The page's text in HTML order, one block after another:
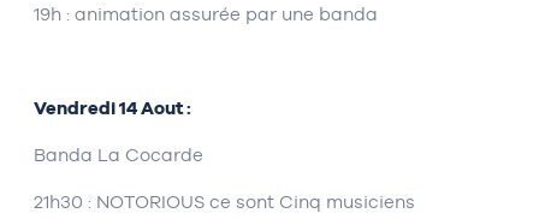
19h : animation assurée par une banda
Vendredi 14 Aout :
Banda La Cocarde
21h30 : NOTORIOUS ce sont Cinq musiciens